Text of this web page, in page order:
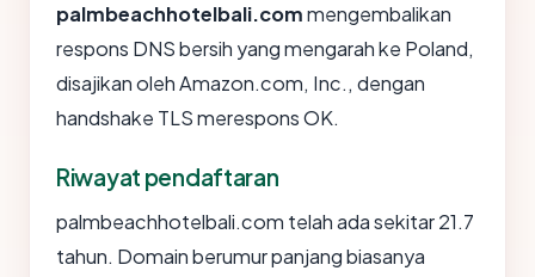
palmbeachhotelbali.commengembalikan
respons DNS bersih yang mengarah ke Poland,
disajikan oleh Amazon.com, Inc., dengan
handshake TLS merespons OK.
Riwayat pendaftaran
palmbeachhotelbali.com telah ada sekitar 21.7
tahun. Domain berumur panjang biasanya